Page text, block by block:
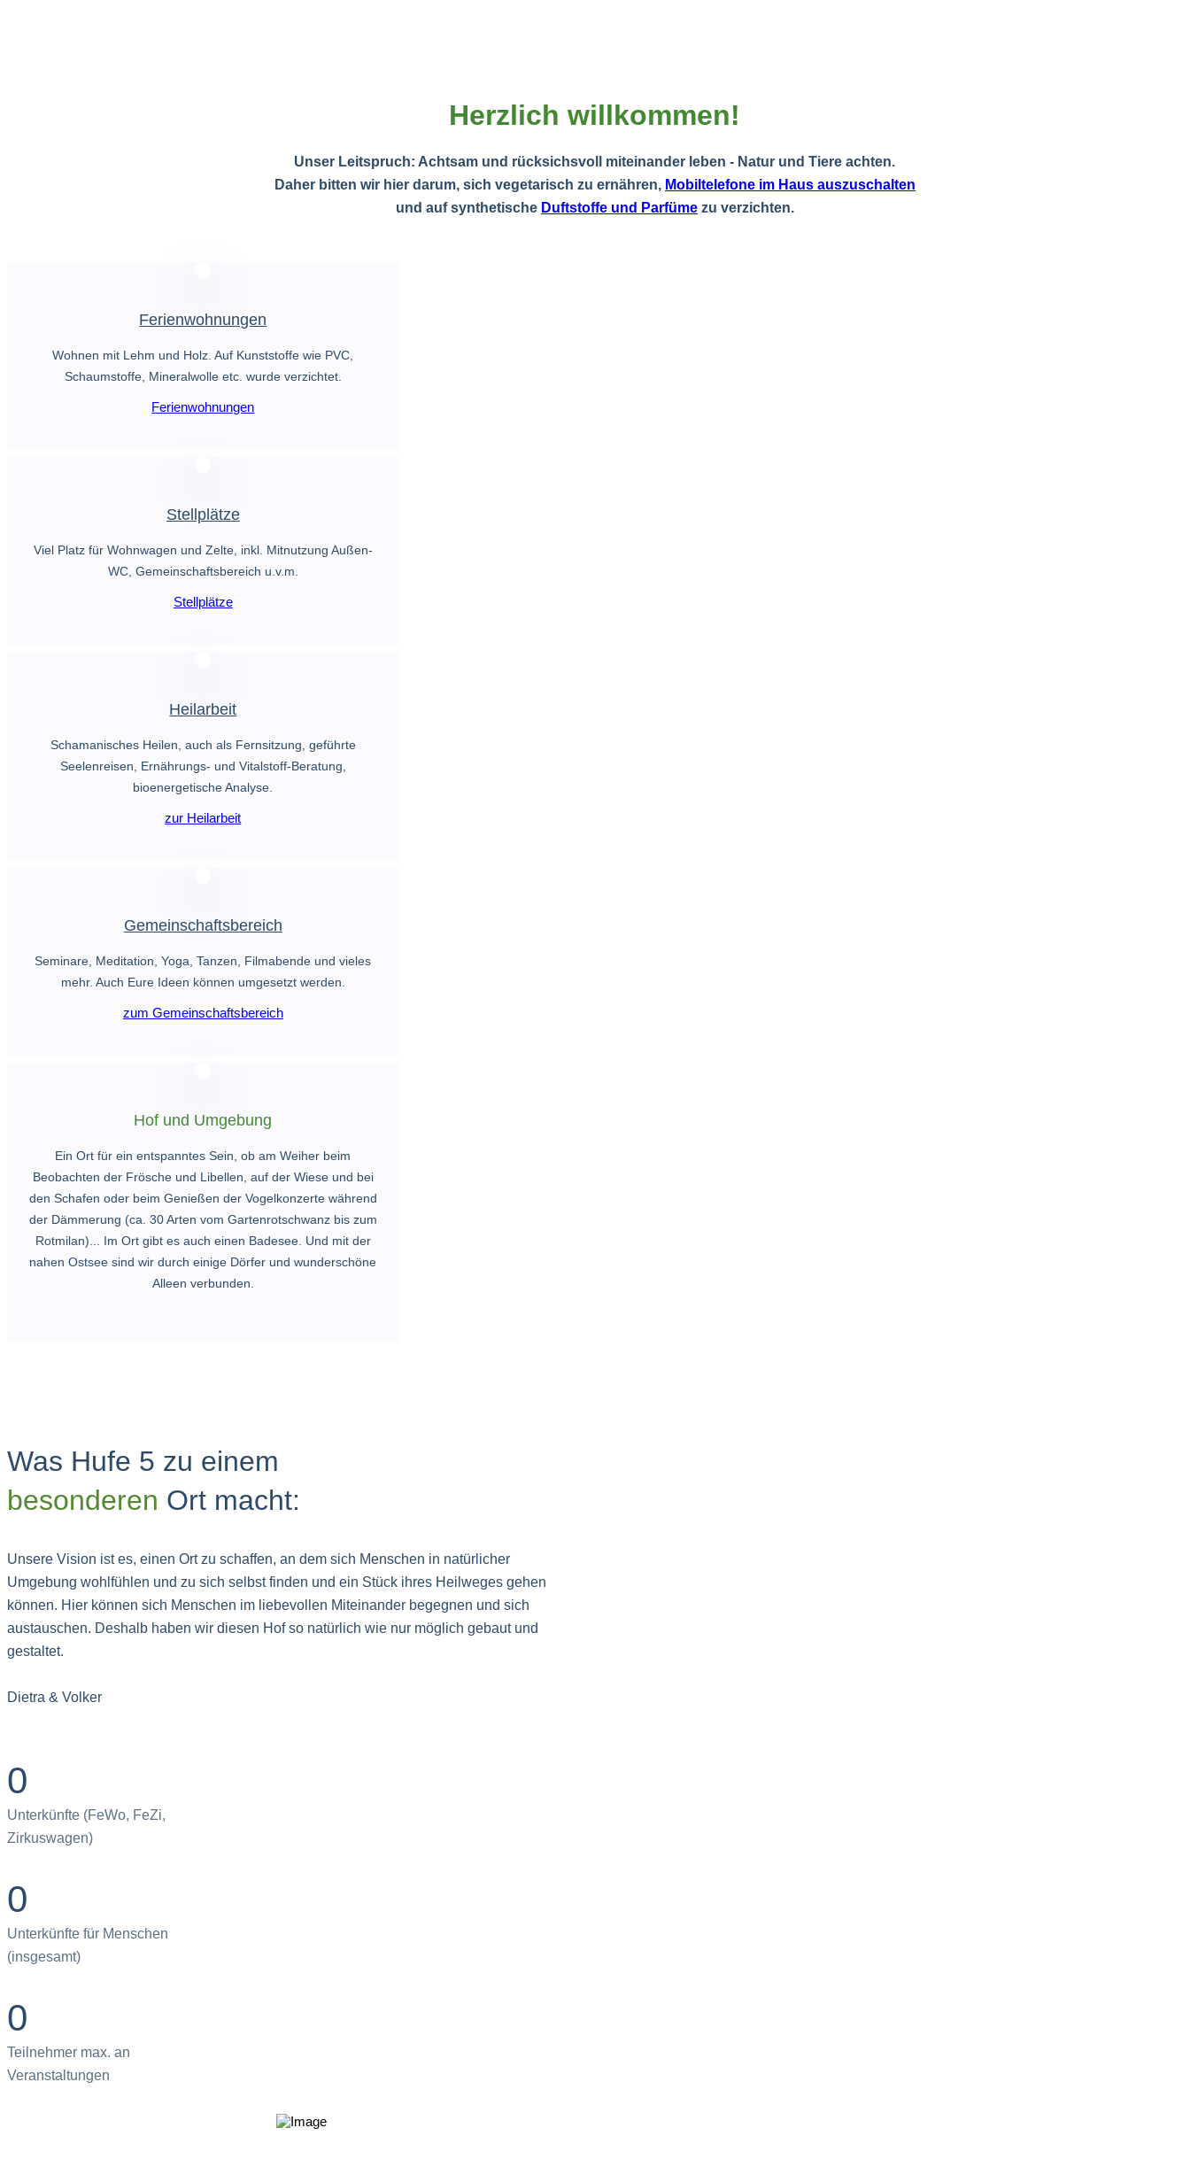
Herzlich willkommen!
Unser Leitspruch: Achtsam und rücksichsvoll miteinander leben - Natur und Tiere achten.
Daher bitten wir hier darum, sich vegetarisch zu ernähren, Mobiltelefone im Haus auszuschalten
und auf synthetische Duftstoffe und Parfümezu verzichten.
Ferienwohnungen
Wohnen mit Lehm und Holz. Auf Kunststoffe wie PVC,
Schaumstoffe, Mineralwolle etc. wurde verzichtet.
Ferienwohnungen
Stellplätze
Viel Platz für Wohnwagen und Zelte, inkl. Mitnutzung Außen-
WC, Gemeinschaftsbereich u.v.m.
Stellplätze
Heilarbeit
Schamanisches Heilen, auch als Fernsitzung, geführte
Seelenreisen, Ernährungs- und Vitalstoff-Beratung,
bioenergetische Analyse.
zur Heilarbeit
Gemeinschaftsbereich
Seminare, Meditation, Yoga, Tanzen, Filmabende und vieles
mehr. Auch Eure Ideen können umgesetzt werden.
zum Gemeinschaftsbereich
Hof und Umgebung
Ein Ort für ein entspanntes Sein, ob am Weiher beim
Beobachten der Frösche und Libellen, auf der Wiese und bei
den Schafen oder beim Genießen der Vogelkonzerte während
der Dämmerung (ca. 30 Arten vom Gartenrotschwanz bis zum
Rotmilan)... Im Ort gibt es auch einen Badesee. Und mit der
nahen Ostsee sind wir durch einige Dörfer und wunderschöne
Alleen verbunden.
Was Hufe 5 zu einem
besonderen Ort macht:
Unsere Vision ist es, einen Ort zu schaffen, an dem sich Menschen in natürlicher
Umgebung wohlfühlen und zu sich selbst finden und ein Stück ihres Heilweges gehen
können. Hier können sich Menschen im liebevollen Miteinander begegnen und sich
austauschen. Deshalb haben wir diesen Hof so natürlich wie nur möglich gebaut und
gestaltet.
Dietra & Volker
0
Unterkünfte (FeWo, FeZi,
Zirkuswagen)
0
Unterkünfte für Menschen
(insgesamt)
0
Teilnehmer max. an
Veranstaltungen